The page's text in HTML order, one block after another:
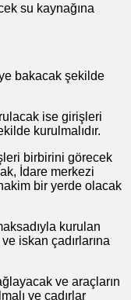
kaynağına
bakacak şekilde
ise girişleri
kurulmalıdır.
birbirini görecek
İdare merkezi
bir yerde olacak
kurulan
iskan çadırlarına
ve araçların
ve çadırlar